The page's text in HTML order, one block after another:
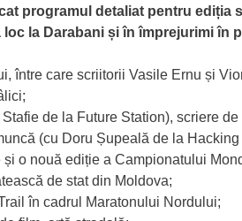
programul detaliat pentru ediția
la Darabani și în împrejurimi în
care scriitorii Vasile Ernu și
de la Future Station), scriere de
(cu Doru Șupeală de la
o nouă ediție a Campionatului
de stat din Moldova;
în cadrul Maratonului Nordului;